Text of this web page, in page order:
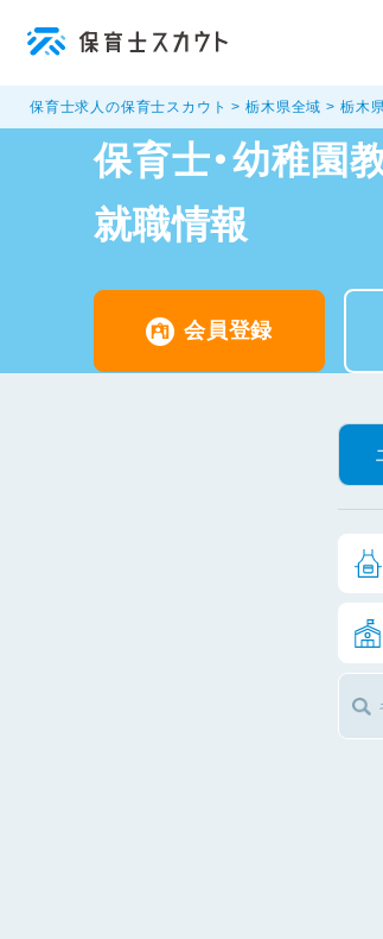
保育士求人の保育士スカウト 栃木県全域 栃木
保育士・幼稚園
就職情報
会員登録